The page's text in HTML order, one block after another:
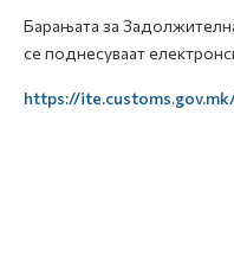
Барањата за
се поднесуваат
https://